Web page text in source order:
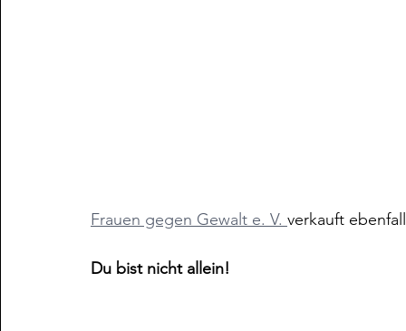
Frauen gegen Gewalt e. V. verkauft
Du bist nicht allein!